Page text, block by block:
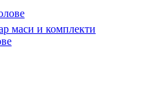
маси и комплекти